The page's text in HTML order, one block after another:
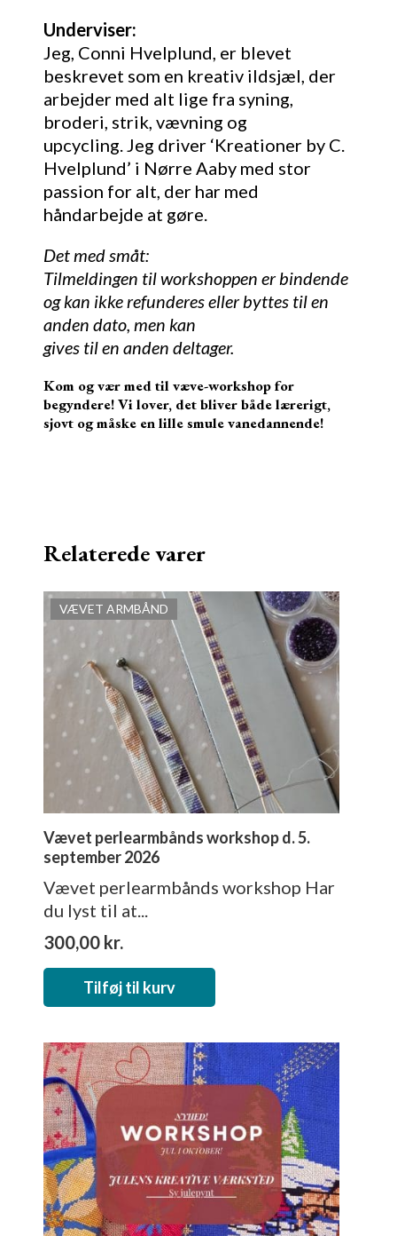
Underviser:
Jeg, Conni Hvelplund, er blevet
beskrevet som en kreativ ildsjæl, der
arbejder med alt lige fra syning,
broderi, strik, vævning og
upcycling. Jeg driver ‘Kreationer by C.
Hvelplund’ i Nørre Aaby med stor
passion for alt, der har med
håndarbejde at gøre.
Det med småt:
Tilmeldingen til workshoppen er bindende
og kan ikke refunderes eller byttes til en
anden dato, men kan
gives til en anden deltager.
Kom og vær med til væve-workshop for
begyndere! Vi lover, det bliver både lærerigt,
sjovt og måske en lille smule vanedannende!
Relaterede varer
VÆVET ARMBÅND
Vævet perlearmbånds workshop d. 5.
september 2026
Vævet perlearmbånds workshop Har
du lyst til at...
300,00 kr.
Tilføj til kurv